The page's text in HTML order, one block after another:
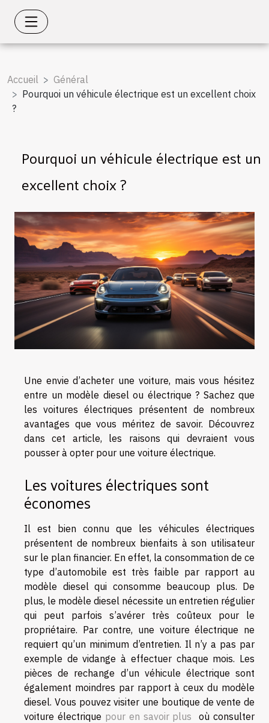
Accueil
Général
Pourquoi un véhicule électrique est un excellent choix
?
Pourquoi un véhicule électrique est un
excellent choix ?
Une envie d’acheter une voiture, mais vous hésitez
entre un modèle diesel ou électrique ? Sachez que
les voitures électriques présentent de nombreux
avantages que vous méritez de savoir. Découvrez
dans cet article, les raisons qui devraient vous
pousser à opter pour une voiture électrique.
Les voitures électriques sont
économes
Il est bien connu que les véhicules électriques
présentent de nombreux bienfaits à son utilisateur
sur le plan financier. En effet, la consommation de ce
type d’automobile est très faible par rapport au
modèle diesel qui consomme beaucoup plus. De
plus, le modèle diesel nécessite un entretien régulier
qui peut parfois s’avérer très coûteux pour le
propriétaire. Par contre, une voiture électrique ne
requiert qu’un minimum d’entretien. Il n’y a pas par
exemple de vidange à effectuer chaque mois. Les
pièces de rechange d’un véhicule électrique sont
également moindres par rapport à ceux du modèle
diesel. Vous pouvez visiter une boutique de vente de
voiture électrique pour en savoir plus où consulter